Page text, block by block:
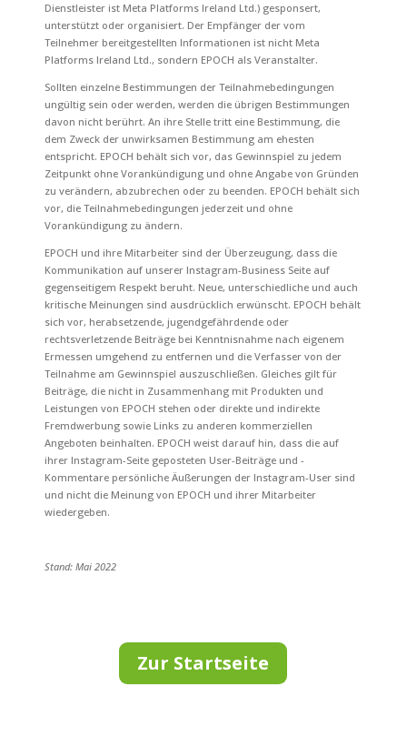
Dienstleister ist Meta Platforms Ireland Ltd.) gesponsert,
unterstützt oder organisiert. Der Empfänger der vom
Teilnehmer bereitgestellten Informationen ist nicht Meta
Platforms Ireland Ltd., sondern EPOCH als Veranstalter.
Sollten einzelne Bestimmungen der Teilnahmebedingungen
ungültig sein oder werden, werden die übrigen Bestimmungen
davon nicht berührt. An ihre Stelle tritt eine Bestimmung, die
dem Zweck der unwirksamen Bestimmung am ehesten
entspricht. EPOCH behält sich vor, das Gewinnspiel zu jedem
Zeitpunkt ohne Vorankündigung und ohne Angabe von Gründen
zu verändern, abzubrechen oder zu beenden. EPOCH behält sich
vor, die Teilnahmebedingungen jederzeit und ohne
Vorankündigung zu ändern.
EPOCH und ihre Mitarbeiter sind der Überzeugung, dass die
Kommunikation auf unserer Instagram-Business Seite auf
gegenseitigem Respekt beruht. Neue, unterschiedliche und auch
kritische Meinungen sind ausdrücklich erwünscht. EPOCH behält
sich vor, herabsetzende, jugendgefährdende oder
rechtsverletzende Beiträge bei Kenntnisnahme nach eigenem
Ermessen umgehend zu entfernen und die Verfasser von der
Teilnahme am Gewinnspiel auszuschließen. Gleiches gilt für
Beiträge, die nicht in Zusammenhang mit Produkten und
Leistungen von EPOCH stehen oder direkte und indirekte
Fremdwerbung sowie Links zu anderen kommerziellen
Angeboten beinhalten. EPOCH weist darauf hin, dass die auf
ihrer Instagram-Seite geposteten User-Beiträge und -
Kommentare persönliche Äußerungen der Instagram-User sind
und nicht die Meinung von EPOCH und ihrer Mitarbeiter
wiedergeben.
Stand:Mai 2022
Zur Startseite